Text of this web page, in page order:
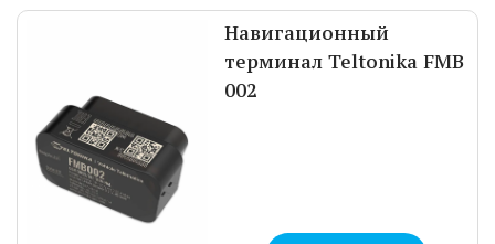
Навигационный
терминал Teltonika FMB
002